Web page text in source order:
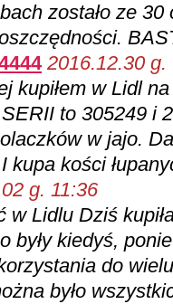
zostało ze
2016.12.30 g.
kupiłem w Lidl
to 305249 i
w jajo.
kupa kości
g. 11:36
w Lidlu Dziś
były kiedyś,
do
było